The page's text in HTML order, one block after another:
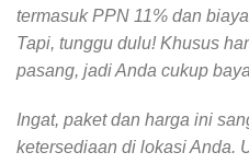
termasuk PPN 11% dan
Tapi, tunggu dulu! Khusus
pasang, jadi Anda cukup
Ingat, paket dan harga ini
ketersediaan di lokasi Anda.